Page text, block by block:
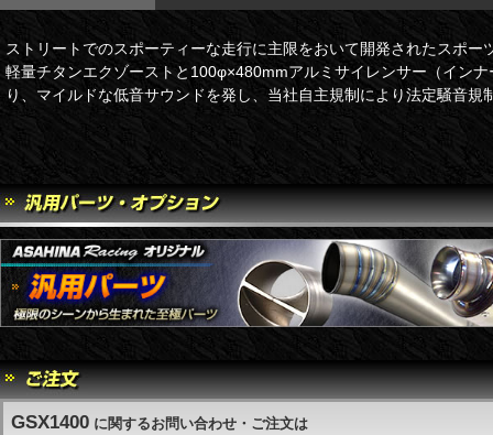
ストリートでのスポーティーな走行に主限をおいて開発されたスポー
軽量チタンエクゾーストと100φ×480mmアルミサイレンサー（イン
り、マイルドな低音サウンドを発し、当社自主規制により法定騒音規
GSX1400 に関するお問い合わせ・ご注文は